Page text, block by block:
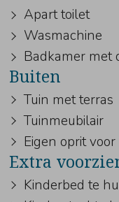
Apart toilet
Wasmachine
Badkamer met
Buiten
Tuin met terras
Tuinmeubilair
Eigen oprit voor
Extra
Kinderbed te